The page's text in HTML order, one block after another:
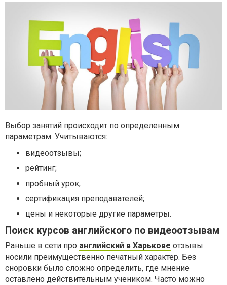
Выбор занятий происходит по определенным
параметрам. Учитываются:
видеоотзывы;
рейтинг;
пробный урок;
сертификация преподавателей;
цены и некоторые другие параметры.
Поиск курсов английского по видеоотзывам
Раньше в сети про английский в Харькове отзывы
носили преимущественно печатный характер. Без
сноровки было сложно определить, где мнение
оставлено действительным учеником. Часто можно